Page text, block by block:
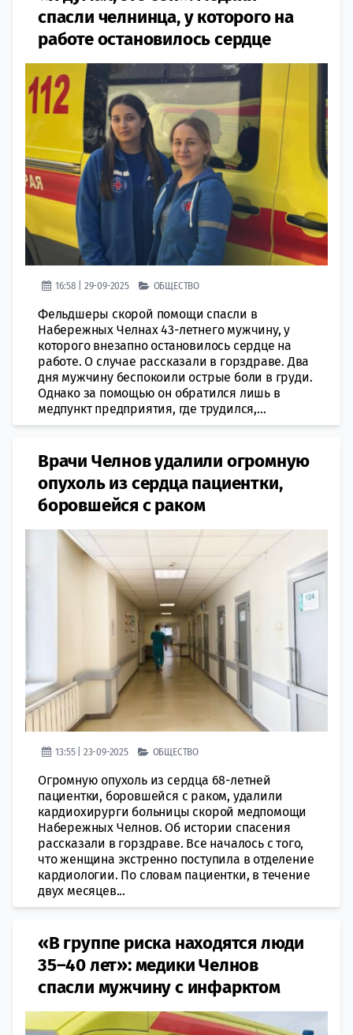
спасли челнинца, у которого на
работе остановилось сердце
16:58 | 29-09-2025 ОБЩЕСТВО
Фельдшеры скорой помощи спасли в
Набережных Челнах 43-летнего мужчину, у
которого внезапно остановилось сердце на
работе. О случае рассказали в горздраве. Два
дня мужчину беспокоили острые боли в груди.
Однако за помощью он обратился лишь в
медпункт предприятия, где трудился,...
Врачи Челнов удалили огромную
опухоль из сердца пациентки,
боровшейся с раком
13:55 | 23-09-2025 ОБЩЕСТВО
Огромную опухоль из сердца 68-летней
пациентки, боровшейся с раком, удалили
кардиохирурги больницы скорой медпомощи
Набережных Челнов. Об истории спасения
рассказали в горздраве. Все началось с того,
что женщина экстренно поступила в отделение
кардиологии. По словам пациентки, в течение
двух месяцев...
«В группе риска находятся люди
35–40 лет»: медики Челнов
спасли мужчину с инфарктом